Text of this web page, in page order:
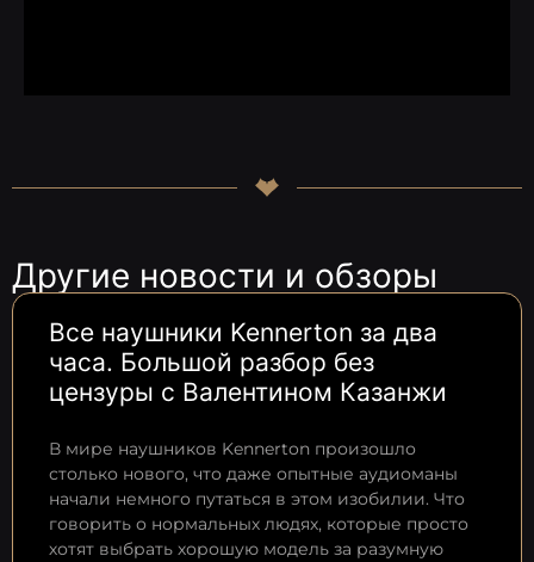
Другие новости и обзоры
Все наушники Kennerton за два
часа. Большой разбор без
цензуры с Валентином Казанжи
В мире наушников Kennerton произошло
столько нового, что даже опытные аудиоманы
начали немного путаться в этом изобилии. Что
говорить о нормальных людях, которые просто
хотят выбрать хорошую модель за разумную